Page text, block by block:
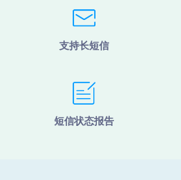
支持长短信
短信状态报告